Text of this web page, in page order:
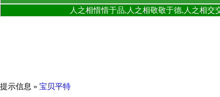
人之相惜惜于品,人之相敬敬于德,人之相
提示信息 » 宝贝平特